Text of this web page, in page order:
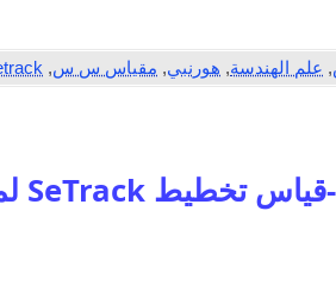
, علم الهندسة, هورنبي, مقياس س س,